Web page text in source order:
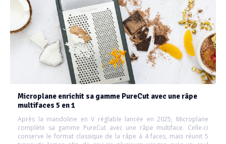
Microplane enrichit sa gamme PureCut avec une râpe
multifaces 5 en 1
Après la mandoline en V réglable lancée en 2025, Microplane
complète sa gamme PureCut avec une râpe multiface. Celle-ci
conserve le format classique de la râpe à 4 faces, mais réunit 5